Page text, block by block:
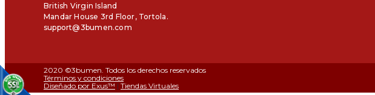
British Virgin Island
Mandar House 3rd Floor, Tortola.
support@3bumen.com
2020 ©3bumen. Todos los derechos reservados
Términos y condiciones
Diseñado por Exus™ | Tiendas Virtuales